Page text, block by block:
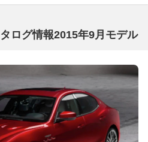
ログ情報2015年9月モデル